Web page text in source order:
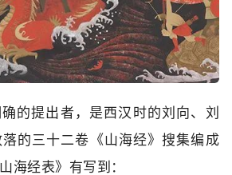
的提出者，是西汉时的刘向、刘
的三十二卷《山海经》搜集编成
海经表》有写到：